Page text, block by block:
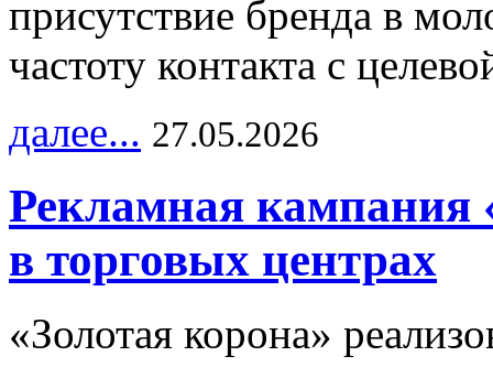
присутствие бренда в
частоту контакта с
далее... 27.05.2026
Рекламная кампания
в торговых центрах
«Золотая корона»